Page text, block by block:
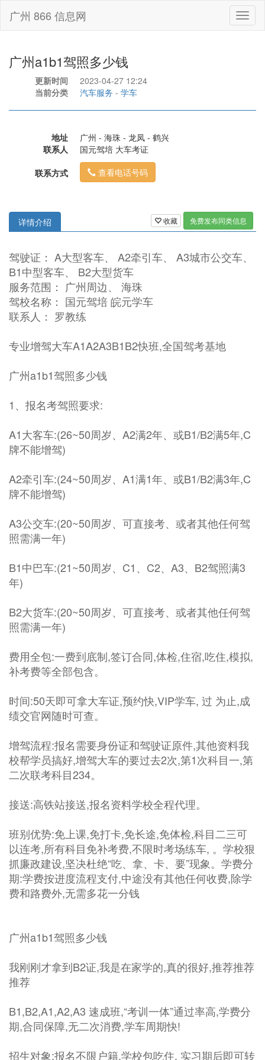
广州 866 信息网
广州a1b1驾照多少钱
更新时间
2023-04-27 12:24
当前分类
汽车服务 - 学车
地址
广州 - 海珠 - 龙凤 - 鹤兴
联系人
国元驾培 大车考证
联系方式
查看电话号码
收藏 免费发布同类信息
详情介绍
驾驶证： A大型客车、 A2牵引车、 A3城市公交车、
B1中型客车、 B2大型货车
服务范围： 广州周边、 海珠
驾校名称： 国元驾培 皖元学车
联系人： 罗教练
专业增驾大车A1A2A3B1B2快班,全国驾考基地
广州a1b1驾照多少钱
1、报名考驾照要求:
A1大客车:(26~50周岁、A2满2年、或B1/B2满5年,C
牌不能增驾)
A2牵引车:(24~50周岁、A1满1年、或B1/B2满3年,C
牌不能增驾)
A3公交车:(20~50周岁、可直接考、或者其他任何驾
照需满一年)
B1中巴车:(21~50周岁、C1、C2、A3、B2驾照满3
年)
B2大货车:(20~50周岁、可直接考、或者其他任何驾
照需满一年)
费用全包:一费到底制,签订合同,体检,住宿,吃住,模拟,
补考费等全部包含。
时间:50天即可拿大车证,预约快,VIP学车, 过 为止,成
绩交官网随时可查。
增驾流程:报名需要身份证和驾驶证原件,其他资料我
校帮学员搞好,增驾大车的要过去2次,第1次科目一,第
二次联考科目234。
接送:高铁站接送,报名资料学校全程代理。
班别优势:免上课,免打卡,免长途,免体检,科目二三可
以连考,所有科目免补考费,不限时考场练车, 。学校狠
抓廉政建设,坚决杜绝“吃、拿、卡、要”现象。学费分
期:学费按进度流程支付,中途没有其他任何收费,除学
费和路费外,无需多花一分钱
广州a1b1驾照多少钱
我刚刚才拿到B2证,我是在家学的,真的很好,推荐推荐
推荐
B1,B2,A1,A2,A3 速成班,“考训一体”通过率高,学费分
期,合同保障,无二次消费,学车周期快!
招生对象:报名不限户籍,学校包吃住, 实习期后即可转